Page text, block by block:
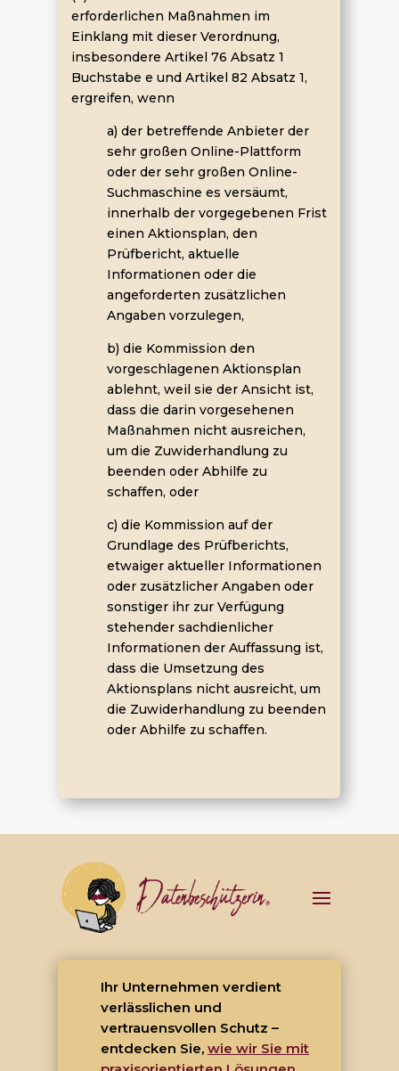
erforderlichen Maßnahmen im
Einklang mit dieser Verordnung,
insbesondere Artikel 76 Absatz 1
Buchstabe e und Artikel 82 Absatz 1,
ergreifen, wenn
a) der betreffende Anbieter der
sehr großen Online-Plattform
oder der sehr großen Online-
Suchmaschine es versäumt,
innerhalb der vorgegebenen Frist
einen Aktionsplan, den
Prüfbericht, aktuelle
Informationen oder die
angeforderten zusätzlichen
Angaben vorzulegen,
b) die Kommission den
vorgeschlagenen Aktionsplan
ablehnt, weil sie der Ansicht ist,
dass die darin vorgesehenen
Maßnahmen nicht ausreichen,
um die Zuwiderhandlung zu
beenden oder Abhilfe zu
schaffen, oder
c) die Kommission auf der
Grundlage des Prüfberichts,
etwaiger aktueller Informationen
oder zusätzlicher Angaben oder
sonstiger ihr zur Verfügung
stehender sachdienlicher
Informationen der Auffassung ist,
dass die Umsetzung des
Aktionsplans nicht ausreicht, um
die Zuwiderhandlung zu beenden
oder Abhilfe zu schaffen.
Ihr Unternehmen verdient
verlässlichen und
vertrauensvollen Schutz –
entdecken Sie, wie wir Sie mit